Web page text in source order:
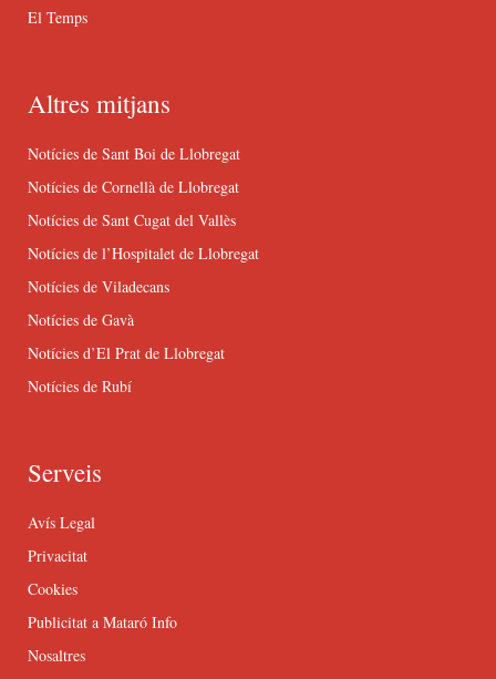
El Temps
Altres mitjans
Notícies de Sant Boi de Llobregat
Notícies de Cornellà de Llobregat
Notícies de Sant Cugat del Vallès
Notícies de l’Hospitalet de Llobregat
Notícies de Viladecans
Notícies de Gavà
Notícies d’El Prat de Llobregat
Notícies de Rubí
Serveis
Avís Legal
Privacitat
Cookies
Publicitat a Mataró Info
Nosaltres